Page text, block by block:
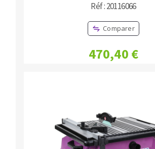
Réf : 20116066
Comparer
470,40 €